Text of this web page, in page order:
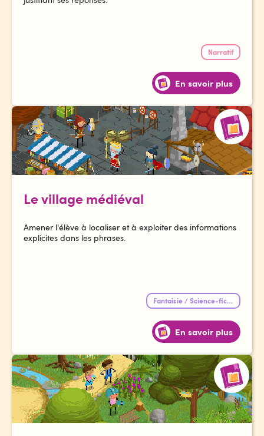
Narratif
En savoir plus
Le village médiéval
Amener l'élève à localiser et à exploiter des informations
explicites dans les phrases.
Fantaisie / Science-fiction
En savoir plus